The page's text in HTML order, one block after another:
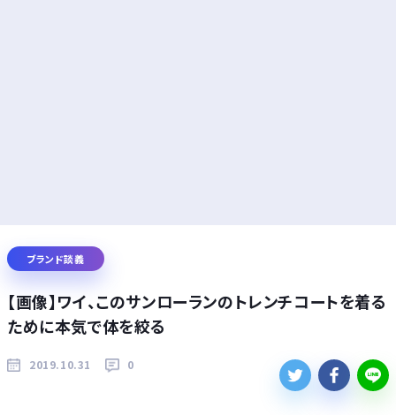
ブランド談義
【画像】ワイ、このサンローランのトレンチコートを着る
ために本気で体を絞る
2019.10.31 0